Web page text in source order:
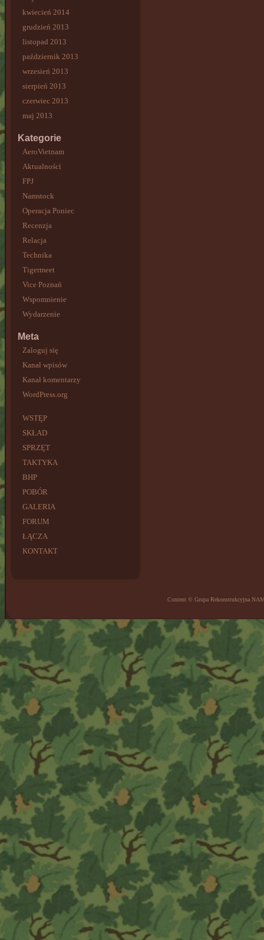
kwiecień 2014
grudzień 2013
listopad 2013
październik 2013
wrzesień 2013
sierpień 2013
czerwiec 2013
maj 2013
Kategorie
AeroVietnam
Aktualności
FPJ
Namstock
Operacja Poniec
Recenzja
Relacja
Technika
Tigermeet
Vice Poznań
Wspomnienie
Wydarzenie
Meta
Zaloguj się
Kanał wpisów
Kanał komentarzy
WordPress.org
WSTĘP
SKŁAD
SPRZĘT
TAKTYKA
BHP
POBÓR
GALERIA
FORUM
ŁĄCZA
KONTAKT
Content © Grupa Rekonstrukcyjna